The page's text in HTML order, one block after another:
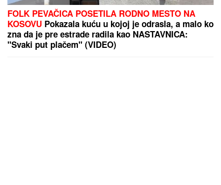
FOLK PEVAČICA POSETILA RODNO MESTO NA
KOSOVU Pokazala kuću u kojoj je odrasla, a malo ko
zna da je pre estrade radila kao NASTAVNICA:
"Svaki put plačem" (VIDEO)